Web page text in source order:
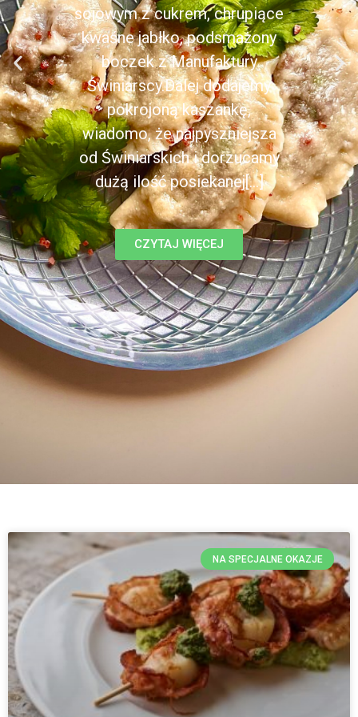
sojowym z cukrem, chrupiące
kwaśne jabłko, podsmażony
boczek z Manufaktury
Świniarscy.Dalej dodajemy
pokrojoną kaszankę,
wiadomo, że najpyszniejsza
od Świniarskich i dorzucamy
dużą ilość posiekanej[...]
CZYTAJ WIĘCEJ
NA SPECJALNE OKAZJE